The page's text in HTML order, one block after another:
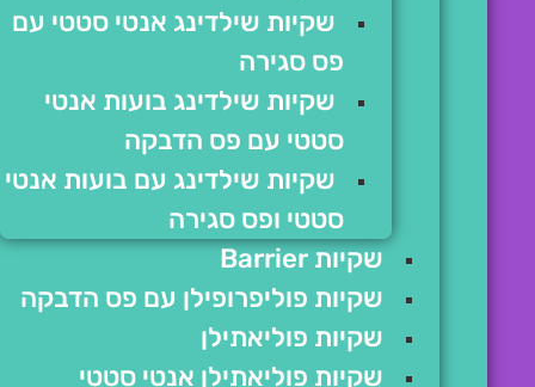
שקיות שילדינג אנטי סטטי עם
פס סגירה
שקיות שילדינג בועות אנטי
סטטי עם פס הדבקה
שקיות שילדינג עם בועות אנטי
סטטי ופס סגירה
שקיות Barrier
שקיות פוליפרופילן עם פס הדבקה
שקיות פוליאתילן
שקיות פוליאתילן אנטי סטטי